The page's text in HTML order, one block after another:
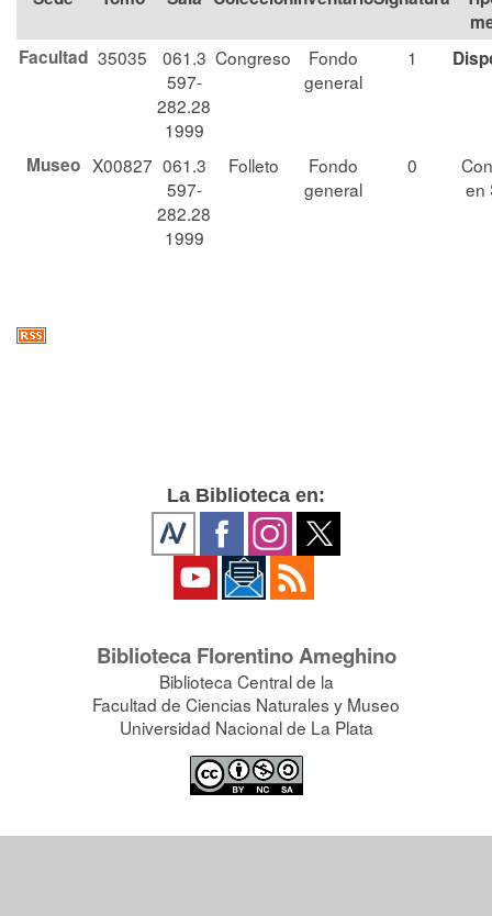
Facultad 35035
061.3
597-
282.28
1999
Congreso
Fondo
general
1
Museo X00827 061.3
597-
282.28
1999
Folleto
Fondo
general
0
en
La Biblioteca en:
Biblioteca Florentino Ameghino
Biblioteca Central de la
Facultad de Ciencias Naturales y Museo
Universidad Nacional de La Plata